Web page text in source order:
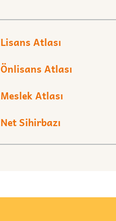
Lisans Atlası
Önlisans Atlası
Meslek Atlası
Net Sihirbazı